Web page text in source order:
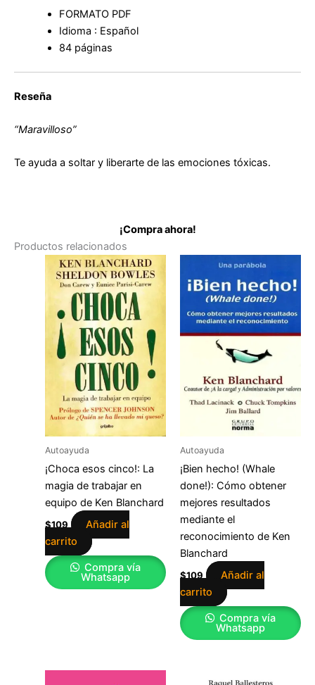
FORMATO PDF
Idioma : Español
84 páginas
Reseña
“Maravilloso”
Te ayuda a soltar y liberarte de las emociones tóxicas.
¡Compra ahora!
Productos relacionados
Autoayuda
¡Choca esos cinco!: La
magia de trabajar en
equipo de Ken Blanchard
$109
Añadir al
carrito
Compra vía
Whatsapp
Autoayuda
¡Bien hecho! (Whale
done!): Cómo obtener
mejores resultados
mediante el
reconocimiento de Ken
Blanchard
$109
Añadir al
carrito
Compra vía
Whatsapp